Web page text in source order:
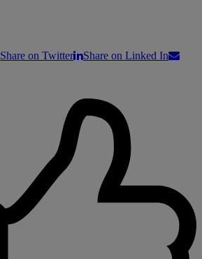
Share on Twitter
Share on Linked In